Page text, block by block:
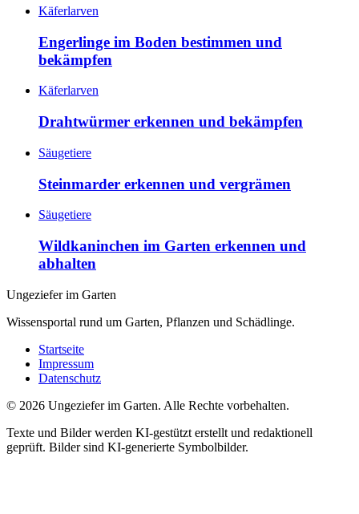
Käferlarven
Engerlinge im Boden bestimmen und
bekämpfen
Käferlarven
Drahtwürmer erkennen und bekämpfen
Säugetiere
Steinmarder erkennen und vergrämen
Säugetiere
Wildkaninchen im Garten erkennen und
abhalten
Ungeziefer im Garten
Wissensportal rund um Garten, Pflanzen und Schädlinge.
Startseite
Impressum
Datenschutz
© 2026 Ungeziefer im Garten. Alle Rechte vorbehalten.
Texte und Bilder werden KI-gestützt erstellt und redaktionell
geprüft. Bilder sind KI-generierte Symbolbilder.